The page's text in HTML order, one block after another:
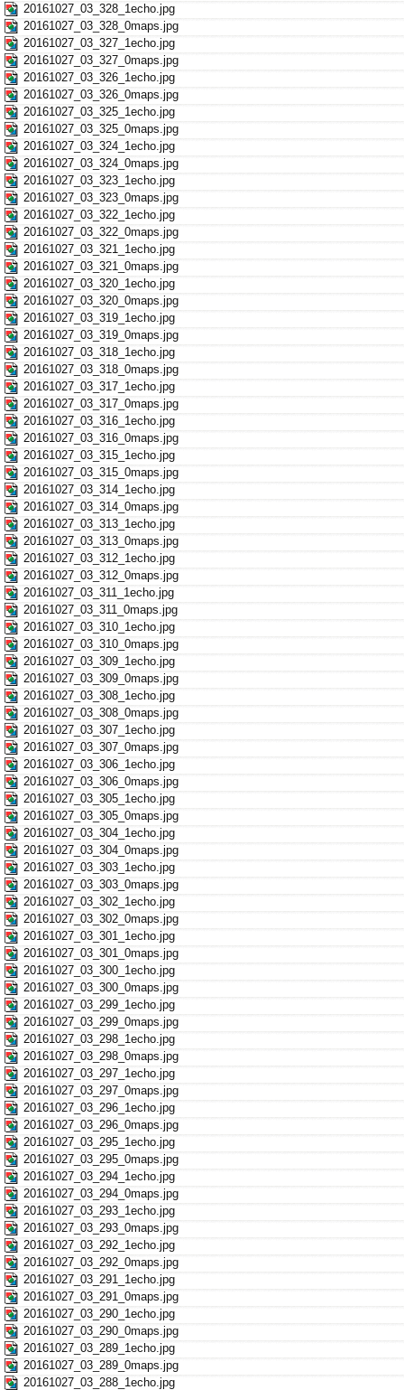
20161027_03_328_1echo.jpg
20161027_03_328_0maps.jpg
20161027_03_327_1echo.jpg
20161027_03_327_0maps.jpg
20161027_03_326_1echo.jpg
20161027_03_326_0maps.jpg
20161027_03_325_1echo.jpg
20161027_03_325_0maps.jpg
20161027_03_324_1echo.jpg
20161027_03_324_0maps.jpg
20161027_03_323_1echo.jpg
20161027_03_323_0maps.jpg
20161027_03_322_1echo.jpg
20161027_03_322_0maps.jpg
20161027_03_321_1echo.jpg
20161027_03_321_0maps.jpg
20161027_03_320_1echo.jpg
20161027_03_320_0maps.jpg
20161027_03_319_1echo.jpg
20161027_03_319_0maps.jpg
20161027_03_318_1echo.jpg
20161027_03_318_0maps.jpg
20161027_03_317_1echo.jpg
20161027_03_317_0maps.jpg
20161027_03_316_1echo.jpg
20161027_03_316_0maps.jpg
20161027_03_315_1echo.jpg
20161027_03_315_0maps.jpg
20161027_03_314_1echo.jpg
20161027_03_314_0maps.jpg
20161027_03_313_1echo.jpg
20161027_03_313_0maps.jpg
20161027_03_312_1echo.jpg
20161027_03_312_0maps.jpg
20161027_03_311_1echo.jpg
20161027_03_311_0maps.jpg
20161027_03_310_1echo.jpg
20161027_03_310_0maps.jpg
20161027_03_309_1echo.jpg
20161027_03_309_0maps.jpg
20161027_03_308_1echo.jpg
20161027_03_308_0maps.jpg
20161027_03_307_1echo.jpg
20161027_03_307_0maps.jpg
20161027_03_306_1echo.jpg
20161027_03_306_0maps.jpg
20161027_03_305_1echo.jpg
20161027_03_305_0maps.jpg
20161027_03_304_1echo.jpg
20161027_03_304_0maps.jpg
20161027_03_303_1echo.jpg
20161027_03_303_0maps.jpg
20161027_03_302_1echo.jpg
20161027_03_302_0maps.jpg
20161027_03_301_1echo.jpg
20161027_03_301_0maps.jpg
20161027_03_300_1echo.jpg
20161027_03_300_0maps.jpg
20161027_03_299_1echo.jpg
20161027_03_299_0maps.jpg
20161027_03_298_1echo.jpg
20161027_03_298_0maps.jpg
20161027_03_297_1echo.jpg
20161027_03_297_0maps.jpg
20161027_03_296_1echo.jpg
20161027_03_296_0maps.jpg
20161027_03_295_1echo.jpg
20161027_03_295_0maps.jpg
20161027_03_294_1echo.jpg
20161027_03_294_0maps.jpg
20161027_03_293_1echo.jpg
20161027_03_293_0maps.jpg
20161027_03_292_1echo.jpg
20161027_03_292_0maps.jpg
20161027_03_291_1echo.jpg
20161027_03_291_0maps.jpg
20161027_03_290_1echo.jpg
20161027_03_290_0maps.jpg
20161027_03_289_1echo.jpg
20161027_03_289_0maps.jpg
20161027_03_288_1echo.jpg